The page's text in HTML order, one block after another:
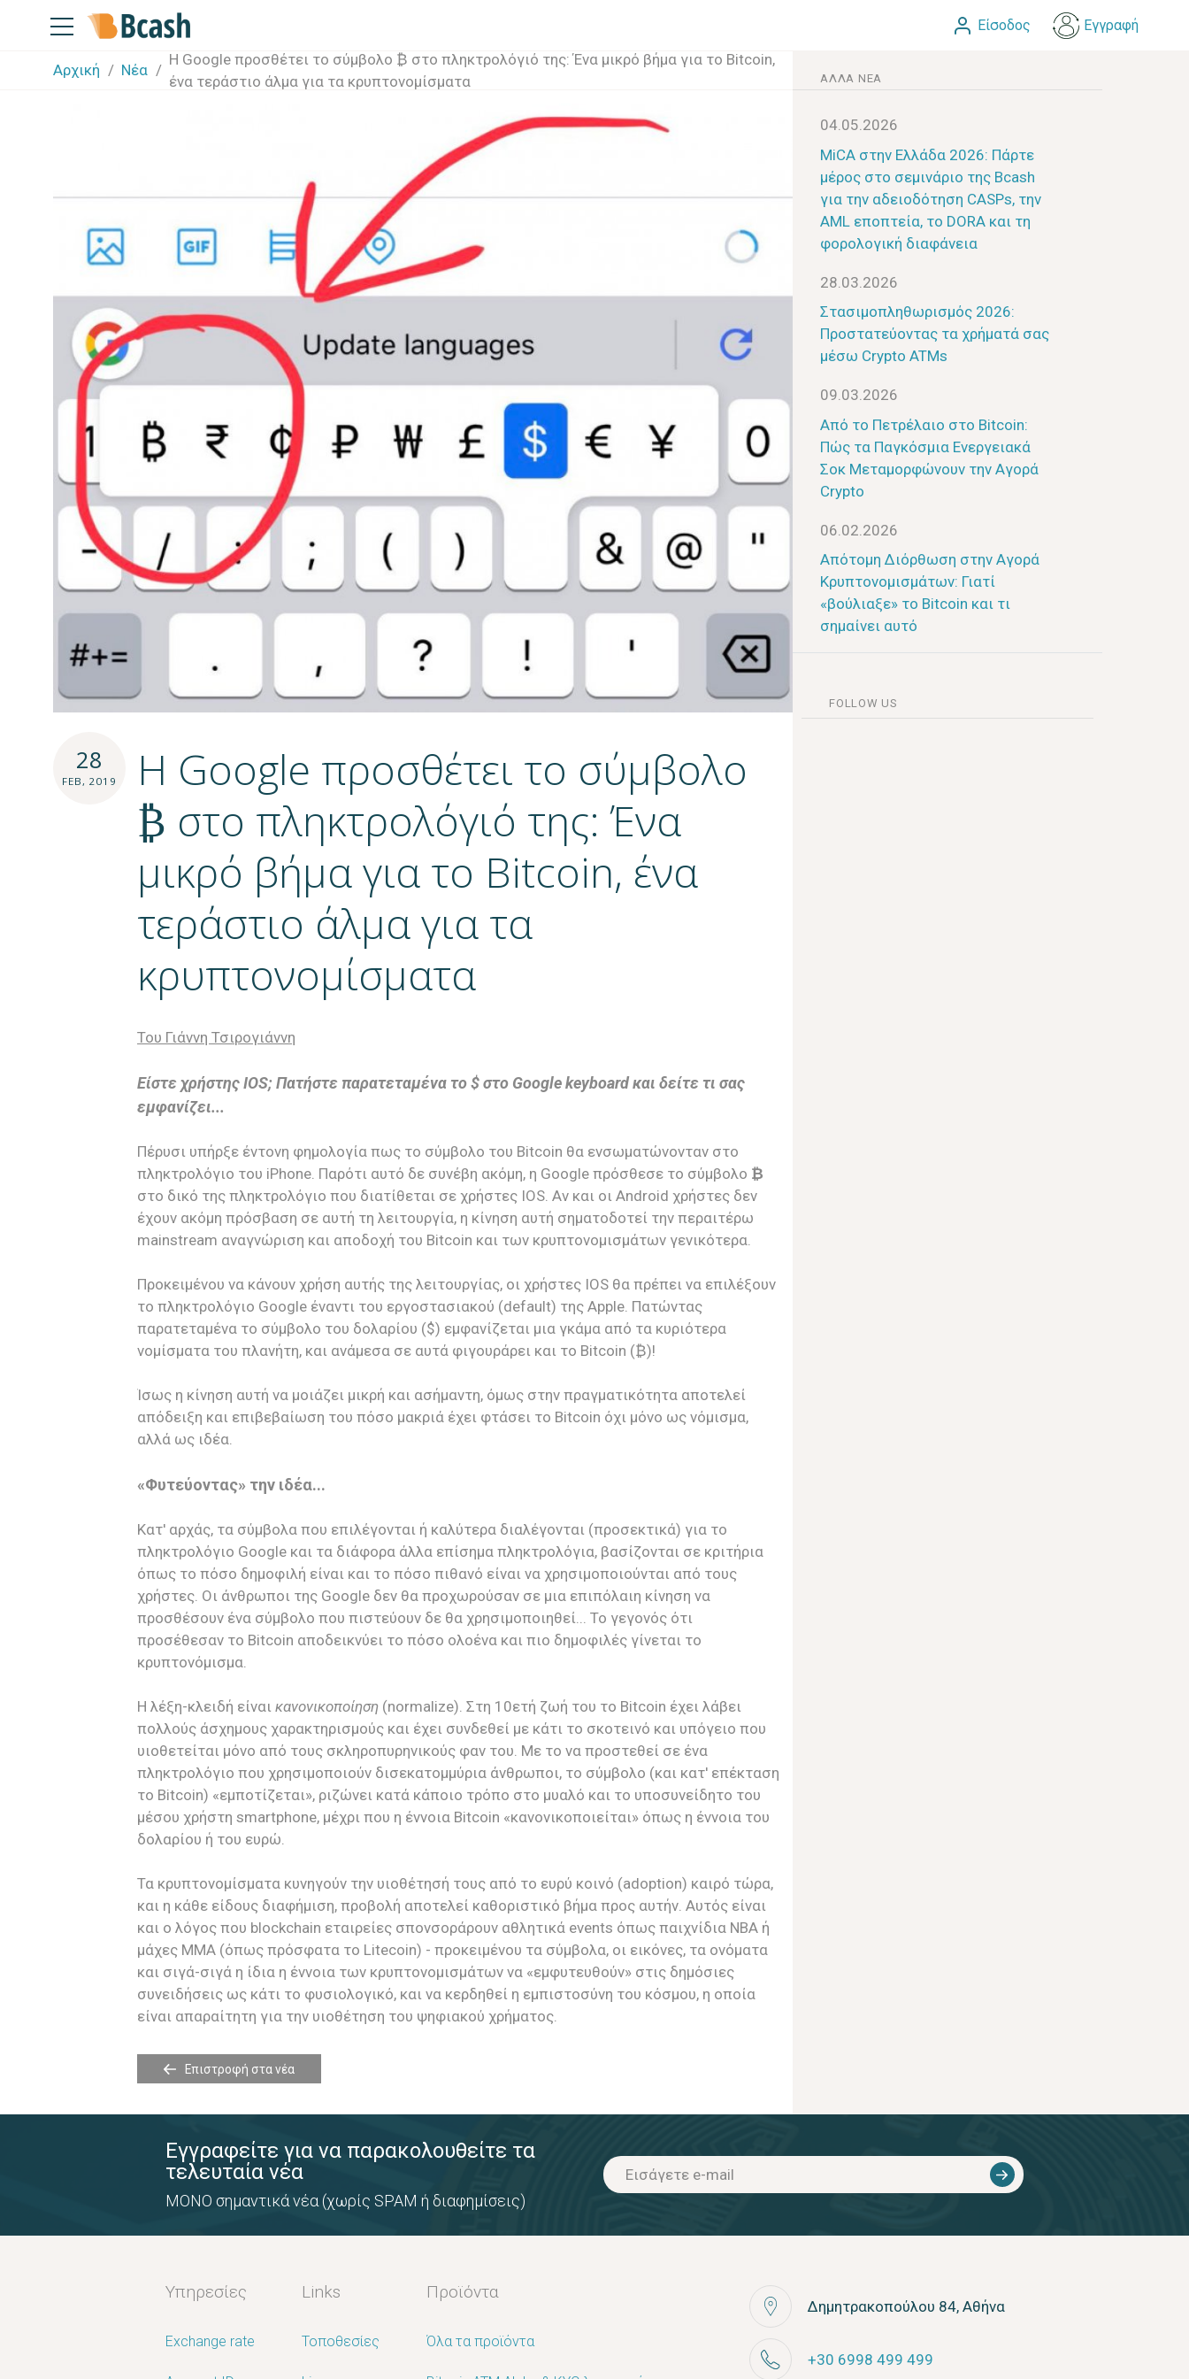
Είσοδος Εγγραφή
Αρχική Νέα
Η Google προσθέτει το σύμβολο ₿ στο πληκτρολόγιό της: Ένα μικρό βήμα για το Bitcoin,
ένα τεράστιο άλμα για τα κρυπτονομίσματα
28
FEB, 2019
Η Google προσθέτει το σύμβολο
₿ στο πληκτρολόγιό της: Ένα
μικρό βήμα για το Bitcoin, ένα
τεράστιο άλμα για τα
κρυπτονομίσματα
Του Γιάννη Τσιρογιάννη
Είστε χρήστης IOS; Πατήστε παρατεταμένα το $ στο Google keyboard και δείτε τι σας
εμφανίζει...
Πέρυσι υπήρξε έντονη φημολογία πως το σύμβολο του Bitcoin θα ενσωματώνονταν στο
πληκτρολόγιο του iPhone. Παρότι αυτό δε συνέβη ακόμη, η Google πρόσθεσε το σύμβολο ₿
στο δικό της πληκτρολόγιο που διατίθεται σε χρήστες IOS. Αν και οι Android χρήστες δεν
έχουν ακόμη πρόσβαση σε αυτή τη λειτουργία, η κίνηση αυτή σηματοδοτεί την περαιτέρω
mainstream αναγνώριση και αποδοχή του Bitcoin και των κρυπτονομισμάτων γενικότερα.
Προκειμένου να κάνουν χρήση αυτής της λειτουργίας, οι χρήστες IOS θα πρέπει να επιλέξουν
το πληκτρολόγιο Google έναντι του εργοστασιακού (default) της Apple. Πατώντας
παρατεταμένα το σύμβολο του δολαρίου ($) εμφανίζεται μια γκάμα από τα κυριότερα
νομίσματα του πλανήτη, και ανάμεσα σε αυτά φιγουράρει και το Bitcoin (₿)!
Ίσως η κίνηση αυτή να μοιάζει μικρή και ασήμαντη, όμως στην πραγματικότητα αποτελεί
απόδειξη και επιβεβαίωση του πόσο μακριά έχει φτάσει το Bitcoin όχι μόνο ως νόμισμα,
αλλά ως ιδέα.
«Φυτεύοντας» την ιδέα...
Κατ' αρχάς, τα σύμβολα που επιλέγονται ή καλύτερα διαλέγονται (προσεκτικά) για το
πληκτρολόγιο Google και τα διάφορα άλλα επίσημα πληκτρολόγια, βασίζονται σε κριτήρια
όπως το πόσο δημοφιλή είναι και το πόσο πιθανό είναι να χρησιμοποιούνται από τους
χρήστες. Οι άνθρωποι της Google δεν θα προχωρούσαν σε μια επιπόλαιη κίνηση να
προσθέσουν ένα σύμβολο που πιστεύουν δε θα χρησιμοποιηθεί... Το γεγονός ότι
προσέθεσαν το Bitcoin αποδεικνύει το πόσο ολοένα και πιο δημοφιλές γίνεται το
κρυπτονόμισμα.
Η λέξη-κλειδή είναι κανονικοποίηση (normalize). Στη 10ετή ζωή του το Bitcoin έχει λάβει
πολλούς άσχημους χαρακτηρισμούς και έχει συνδεθεί με κάτι το σκοτεινό και υπόγειο που
υιοθετείται μόνο από τους σκληροπυρηνικούς φαν του. Με το να προστεθεί σε ένα
πληκτρολόγιο που χρησιμοποιούν δισεκατομμύρια άνθρωποι, το σύμβολο (και κατ' επέκταση
το Bitcoin) «εμποτίζεται», ριζώνει κατά κάποιο τρόπο στο μυαλό και το υποσυνείδητο του
μέσου χρήστη smartphone, μέχρι που η έννοια Bitcoin «κανονικοποιείται» όπως η έννοια του
δολαρίου ή του ευρώ.
Τα κρυπτονομίσματα κυνηγούν την υιοθέτησή τους από το ευρύ κοινό (adoption) καιρό τώρα,
και η κάθε είδους διαφήμιση, προβολή αποτελεί καθοριστικό βήμα προς αυτήν. Αυτός είναι
και ο λόγος που blockchain εταιρείες σπονσοράρουν αθλητικά events όπως παιχνίδια ΝΒΑ ή
μάχες ΜΜΑ (όπως πρόσφατα το Litecoin) - προκειμένου τα σύμβολα, οι εικόνες, τα ονόματα
και σιγά-σιγά η ίδια η έννοια των κρυπτονομισμάτων να «εμφυτευθούν» στις δημόσιες
συνειδήσεις ως κάτι το φυσιολογικό, και να κερδηθεί η εμπιστοσύνη του κόσμου, η οποία
είναι απαραίτητη για την υιοθέτηση του ψηφιακού χρήματος.
Επιστροφή στα νέα
ΆΛΛΑ ΝΈΑ
04.05.2026
MiCA στην Ελλάδα 2026: Πάρτε
μέρος στο σεμινάριο της Bcash
για την αδειοδότηση CASPs, την
AML εποπτεία, το DORA και τη
φορολογική διαφάνεια
28.03.2026
Στασιμοπληθωρισμός 2026:
Προστατεύοντας τα χρήματά σας
μέσω Crypto ATMs
09.03.2026
Από το Πετρέλαιο στο Bitcoin:
Πώς τα Παγκόσμια Ενεργειακά
Σοκ Μεταμορφώνουν την Αγορά
Crypto
06.02.2026
Απότομη Διόρθωση στην Αγορά
Κρυπτονομισμάτων: Γιατί
«βούλιαξε» το Bitcoin και τι
σημαίνει αυτό
FOLLOW US
Εγγραφείτε για να παρακολουθείτε τα
τελευταία νέα
ΜΟΝΟ σημαντικά νέα (χωρίς SPAM ή διαφημίσεις)
Υπηρεσίες
Exchange rate
Links
Τοποθεσίες
Προϊόντα
Όλα τα προϊόντα
Δημητρακοπούλου 84, Αθήνα
+30 6998 499 499